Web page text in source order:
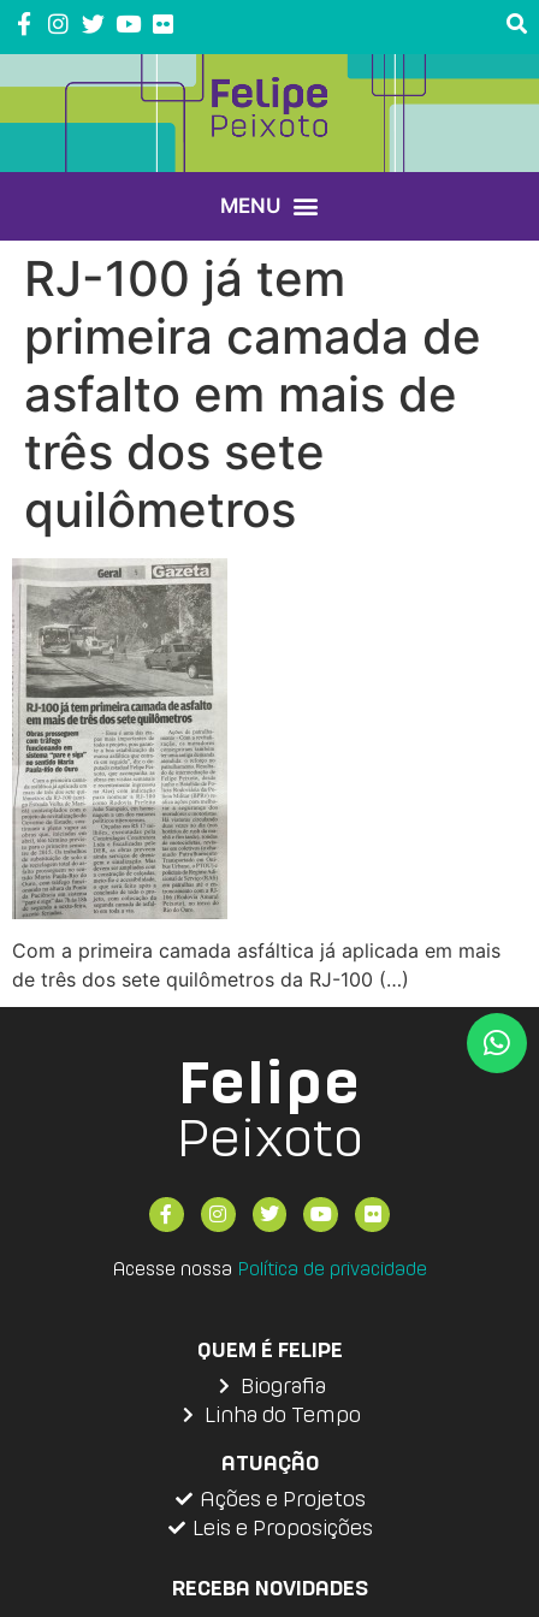
RJ-100 já tem
primeira camada de
asfalto em mais de
três dos sete
quilômetros
Com a primeira camada asfáltica já aplicada em mais
de três dos sete quilômetros da RJ-100 (…)
Felipe
Peixoto
Acesse nossa Política de privacidade
QUEM É FELIPE
Biografia
Linha do Tempo
ATUAÇÃO
Ações e Projetos
Leis e Proposições
RECEBA NOVIDADES